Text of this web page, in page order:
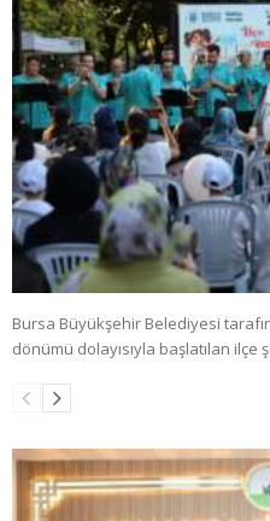
Bursa Büyükşehir Belediyesi
dönümü dolayısıyla başlatılan